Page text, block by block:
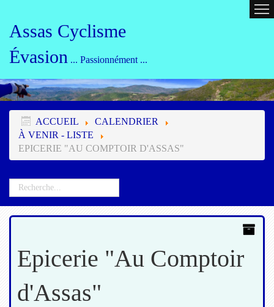
Assas Cyclisme
Évasion ... Passionnément ...
ACCUEIL
CALENDRIER
À VENIR - LISTE
EPICERIE "AU COMPTOIR D'ASSAS"
Epicerie "Au Comptoir
d'Assas"